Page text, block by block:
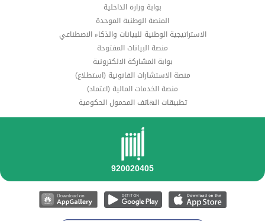
بوابة وزارة الداخلية
المنصة الوطنية الموحدة
الاستراتيجية الوطنية للبيانات والذكاء الاصطناعي
منصة البيانات المفتوحة
بوابة المشاركة الالكترونية
منصة الاستشارات القانونية (استطلاع)
منصة الخدمات المالية (اعتماد)
تطبيقات الهاتف المحمول الحكومية